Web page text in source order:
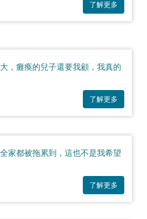
了解更多
，癱瘓的兒子還要我顧，我真的
了解更多
家都被拖累到，這也不是我希望
了解更多